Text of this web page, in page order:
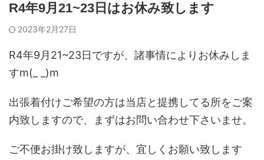
R4年9月21~23日はお休み致します
2023年2月27日
R4年9月21~23日ですが、諸事情によりお休みしま
すm(_ _)m
出張着付けご希望の方は当店と提携してる所をご案
内致しますので、まずはお問い合わせ下さいませ。
ご不便お掛け致しますが、宜しくお願い致します